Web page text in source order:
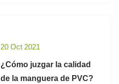
20 Oct 2021
¿Cómo juzgar la calidad
de la manguera de PVC?